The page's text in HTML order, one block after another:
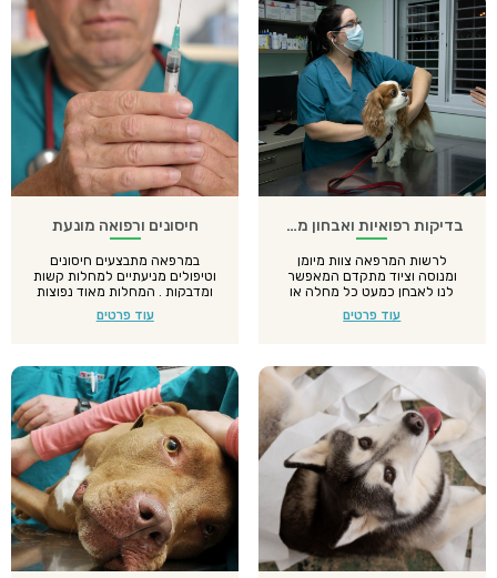
בדיקות רפואיות ואבחון מחלות
לרשות המרפאה צוות מיומן
ומנוסה וציוד מתקדם המאפשר
לנו לאבחן כמעט כל מחלה או
עוד פרטים
חיסונים ורפואה מונעת
במרפאה מתבצעים חיסונים
וטיפולים מניעתיים למחלות קשות
ומדבקות . המחלות מאוד נפוצות
שמגן מפניהם – המלצה אין
החיסונים
עוד פרטים